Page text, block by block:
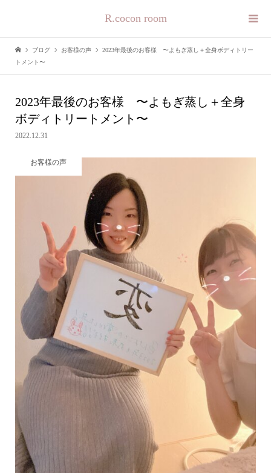
R.cocon room
ブログ お客様の声
2023年最後のお客様 〜よもぎ蒸し＋全身ボディトリー
トメント〜
2023年最後のお客様 〜よもぎ蒸し＋全身
ボディトリートメント〜
2022.12.31
お客様の声